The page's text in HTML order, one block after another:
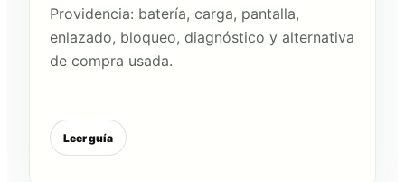
Providencia: batería, carga, pantalla,
enlazado, bloqueo, diagnóstico y alternativa
de compra usada.
Leer guía